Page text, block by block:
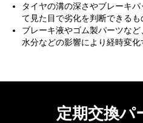
タイヤの溝の深さやブレーキ
て見た目で劣化を判断できるも
ブレーキ液やゴム製パーツなど
水分などの影響により経時変化
定期交換パ